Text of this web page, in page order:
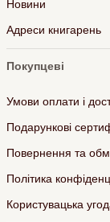
Новини
Адреси книгарень
Покупцеві
Умови оплати і
Подарункові
Повернення та
Політика
Користувацька